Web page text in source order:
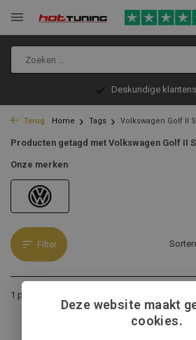
Deskundige
Terug Home Tags Volkswagen Golf II
Producten getagd met Volkswagen Golf II
Onze merken
Filter
1 product
Deze website maakt
cookies.